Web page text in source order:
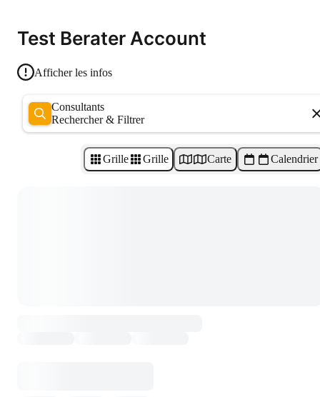
Test Berater Account
Afficher les infos
Consultants
Rechercher & Filtrer
Grille Grille Carte Calendrier